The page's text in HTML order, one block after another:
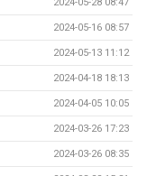
2024-05-16 08:57
2024-05-13 11:12
2024-04-18 18:13
2024-04-05 10:05
2024-03-26 17:23
2024-03-26 08:35